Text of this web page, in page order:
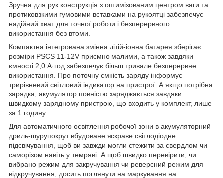
Зручна для рук конструкція з оптимізованим центром ваги та
протиковзкими гумовими вставками на рукоятці забезпечує
надійний хват для точної роботи і безперервного
використання без втоми.
Компактна інтегрована змінна літій-іонна батарея зберігає
розміри PSCS 11-12V приємно малими, а також завдяки
ємності 2,0 А·год забезпечує більш тривале безперервне
використання. Про поточну ємність заряду інформує
трирівневий світловий індикатор на пристрої. А якщо потрібна
зарядка, акумулятор повністю заряджається завдяки
швидкому зарядному пристрою, що входить у комплект, лише
за 1 годину.
Для автоматичного освітлення робочої зони в акумуляторний
дриль-шурупокрут вбудоване яскраве світлодіодне
підсвічування, щоб ви завжди могли стежити за свердлом чи
саморізом навіть у темряві. А щоб швидко перевірити, чи
вибрано режим для закручування чи реверсний режим для
відкручування, досить поглянути на маркування на